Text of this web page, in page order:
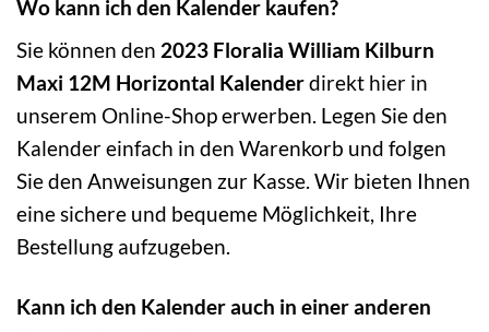
Wo kann ich den Kalender kaufen?
Sie können den 2023 Floralia William Kilburn
Maxi 12M Horizontal Kalenderdirekt hier in
unserem Online-Shop erwerben. Legen Sie den
Kalender einfach in den Warenkorb und folgen
Sie den Anweisungen zur Kasse. Wir bieten Ihnen
eine sichere und bequeme Möglichkeit, Ihre
Bestellung aufzugeben.
Kann ich den Kalender auch in einer anderen